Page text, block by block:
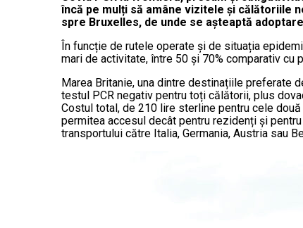
încă pe mulți să amâne vizitele și călătoriile
spre Bruxelles, de unde se așteaptă
În funcție de rutele operate și de situația
mari de activitate, între 50 și 70% comparativ cu
Marea Britanie, una dintre destinațiile preferate
testul PCR negativ pentru toți călătorii, plus
Costul total, de 210 lire sterline pentru cele
permitea accesul decât pentru rezidenți și
transportului către Italia, Germania, Austria sau